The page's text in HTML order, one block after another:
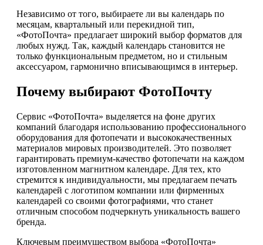
Независимо от того, выбираете ли вы календарь по
месяцам, квартальный или перекидной тип,
«ФотоПочта» предлагает широкий выбор форматов для
любых нужд. Так, каждый календарь становится не
только функциональным предметом, но и стильным
аксессуаром, гармонично вписывающимся в интерьер.
Почему выбирают ФотоПочту
Сервис «ФотоПочта» выделяется на фоне других
компаний благодаря использованию профессионального
оборудования для фотопечати и высококачественных
материалов мировых производителей. Это позволяет
гарантировать премиум-качество фотопечати на каждом
изготовленном магнитном календаре. Для тех, кто
стремится к индивидуальности, мы предлагаем печать
календарей с логотипом компании или фирменных
календарей со своими фотографиями, что станет
отличным способом подчеркнуть уникальность вашего
бренда.
Ключевым преимуществом выбора «ФотоПочта»